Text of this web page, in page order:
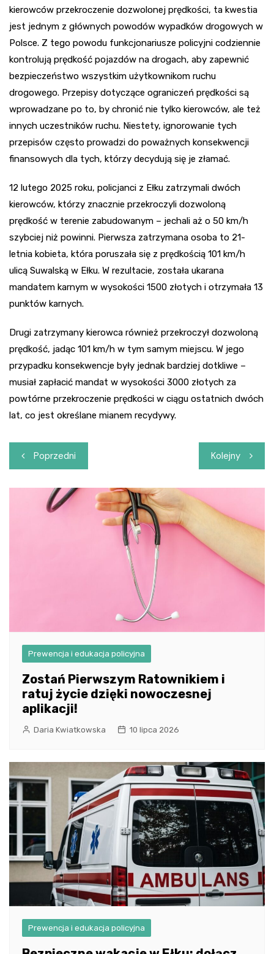
kierowców przekroczenie dozwolonej prędkości, ta kwestia
jest jednym z głównych powodów wypadków drogowych w
Polsce. Z tego powodu funkcjonariusze policyjni codziennie
kontrolują prędkość pojazdów na drogach, aby zapewnić
bezpieczeństwo wszystkim użytkownikom ruchu
drogowego. Przepisy dotyczące ograniczeń prędkości są
wprowadzane po to, by chronić nie tylko kierowców, ale też
innych uczestników ruchu. Niestety, ignorowanie tych
przepisów często prowadzi do poważnych konsekwencji
finansowych dla tych, którzy decydują się je złamać.
12 lutego 2025 roku, policjanci z Ełku zatrzymali dwóch
kierowców, którzy znacznie przekroczyli dozwoloną
prędkość w terenie zabudowanym – jechali aż o 50 km/h
szybciej niż powinni. Pierwsza zatrzymana osoba to 21-
letnia kobieta, która poruszała się z prędkością 101 km/h
ulicą Suwalską w Ełku. W rezultacie, została ukarana
mandatem karnym w wysokości 1500 złotych i otrzymała 13
punktów karnych.
Drugi zatrzymany kierowca również przekroczył dozwoloną
prędkość, jadąc 101 km/h w tym samym miejscu. W jego
przypadku konsekwencje były jednak bardziej dotkliwe –
musiał zapłacić mandat w wysokości 3000 złotych za
powtórne przekroczenie prędkości w ciągu ostatnich dwóch
lat, co jest określane mianem recydywy.
Nawigacja
wpisu
Poprzedni Kolejny
Prewencja i edukacja policyjna
Zostań Pierwszym Ratownikiem i
ratuj życie dzięki nowoczesnej
aplikacji!
Daria Kwiatkowska 10 lipca 2026
Prewencja i edukacja policyjna